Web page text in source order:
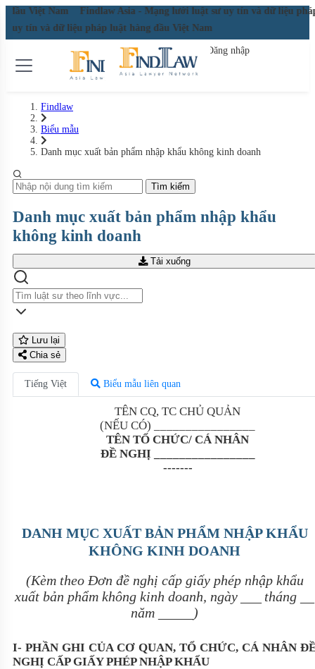
đầu Việt Nam
Findlaw Asia - Mạng lưới luật sư uy tín và dữ liệu
uy tín và dữ liệu pháp luật hàng đầu Việt Nam
Đăng nhập
Findlaw
Biểu mẫu
Danh mục xuất bản phẩm nhập khẩu không kinh doanh
Tìm kiếm
Danh mục xuất bản phẩm nhập khẩu
không kinh doanh
Tải xuống
Lưu lại
Chia sẻ
Tiếng Việt Biểu mẫu liên quan
TÊN CQ, TC CHỦ QUẢN
(NẾU CÓ)
TÊN TỔ CHỨC/ CÁ NHÂN
ĐỀ NGHỊ
-------
DANH MỤC XUẤT BẢN PHẨM NHẬP KHẨU
KHÔNG KINH DOANH
(Kèm theo Đơn đề nghị cấp giấy phép nhập khẩu
xuất bản phẩm không kinh doanh, ngày
tháng
năm
)
I- PHẦN GHI CỦA CƠ QUAN, TỔ CHỨC, CÁ NHÂN
NGHỊ CẤP GIẤY PHÉP NHẬP KHẨU